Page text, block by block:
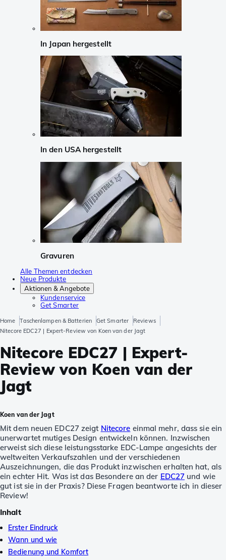
In Japan hergestellt
In den USA hergestellt
Gravuren
Alle Themen entdecken
Neue Produkte
Aktionen & Angebote
Kundenservice
Get Smarter
Home Taschenlampen & Batterien Get Smarter
Reviews
Nitecore EDC27 | Expert-Review von Koen van der Jagt
Nitecore EDC27 | Expert-
Review von Koen van der
Jagt
Koen van der Jagt
Mit dem neuen EDC27 zeigt Nitecore einmal mehr, dass sie ein
unerwartet mutiges Design entwickeln können. Inzwischen
erweist sich diese leistungsstarke EDC-Lampe angesichts der
weltweiten Verkaufszahlen und der verschiedenen
Auszeichnungen, die das Produkt inzwischen erhalten hat, als
ein echter Hit. Was ist das Besondere an der EDC27 und wie
gut ist sie in der Praxis? Diese Fragen beantworte ich in dieser
Review!
Inhalt
Erster Eindruck
Wann und wie
Bedienung und Komfort